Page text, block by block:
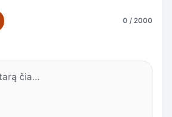
0 / 2000